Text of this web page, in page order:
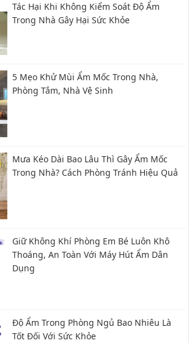
Tác Hại Khi Không Kiểm Soát Độ Ẩm
Trong Nhà Gây Hại Sức Khỏe
5 Mẹo Khử Mùi Ẩm Mốc Trong Nhà,
Phòng Tắm, Nhà Vệ Sinh
Mưa Kéo Dài Bao Lâu Thì Gây Ẩm Mốc
Trong Nhà? Cách Phòng Tránh Hiệu Quả
Giữ Không Khí Phòng Em Bé Luôn Khô
Thoáng, An Toàn Với Máy Hút Ẩm Dân
Dụng
Độ Ẩm Trong Phòng Ngủ Bao Nhiêu Là
Tốt Đối Với Sức Khỏe​